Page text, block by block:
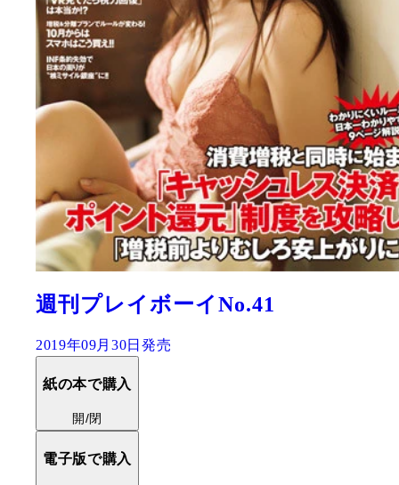
週刊プレイボーイNo.41
2019年09月30日発売
紙の本で購入
開/閉
電子版で購入